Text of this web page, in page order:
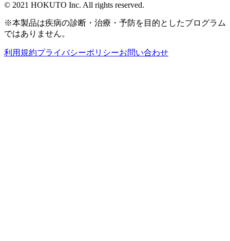
© 2021 HOKUTO Inc. All rights reserved.
※本製品は疾病の診断・治療・予防を目的としたプログラム
ではありません。
利用規約プライバシーポリシーお問い合わせ